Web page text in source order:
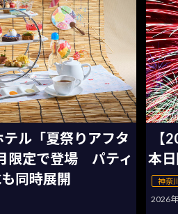
ル「夏祭りアフタ
限定で登場 パティ
同時展開
【
本
神奈
2026